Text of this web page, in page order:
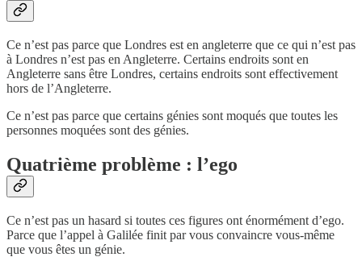
Ce n’est pas parce que Londres est en angleterre que ce qui n’est pas
à Londres n’est pas en Angleterre. Certains endroits sont en
Angleterre sans être Londres, certains endroits sont effectivement
hors de l’Angleterre.
Ce n’est pas parce que certains génies sont moqués que toutes les
personnes moquées sont des génies.
Quatrième problème : l’ego
Ce n’est pas un hasard si toutes ces figures ont énormément d’ego.
Parce que l’appel à Galilée finit par vous convaincre vous-même
que vous êtes un génie.